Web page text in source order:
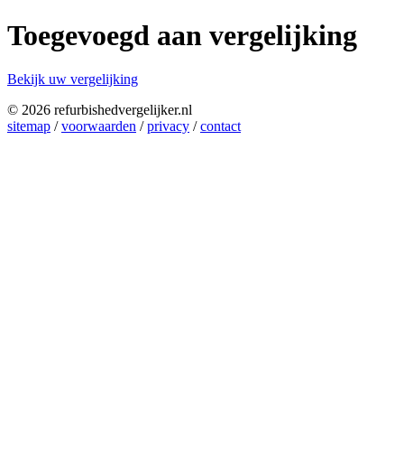
Toegevoegd aan vergelijking
Bekijk uw vergelijking
© 2026 refurbishedvergelijker.nl
sitemap /voorwaarden /privacy /contact